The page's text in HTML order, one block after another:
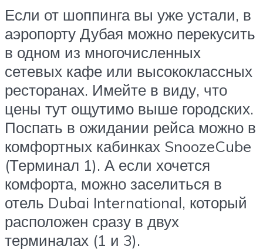
Если от шоппинга вы уже устали, в
аэропорту Дубая можно перекусить
в одном из многочисленных
сетевых кафе или высококлассных
ресторанах. Имейте в виду, что
цены тут ощутимо выше городских.
Поспать в ожидании рейса можно в
комфортных кабинках SnoozeCube
(Терминал 1). А если хочется
комфорта, можно заселиться в
отель Dubai International, который
расположен сразу в двух
терминалах (1 и 3).